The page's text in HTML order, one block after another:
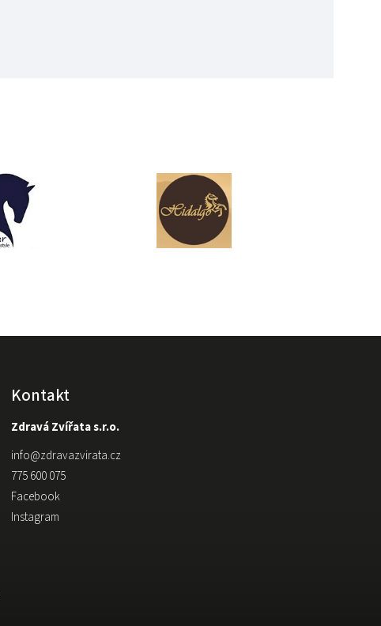
Kontakt
Zdravá Zvířata s.r.o.
info@zdravazvirata.cz
775 600 075
Facebook
Instagram